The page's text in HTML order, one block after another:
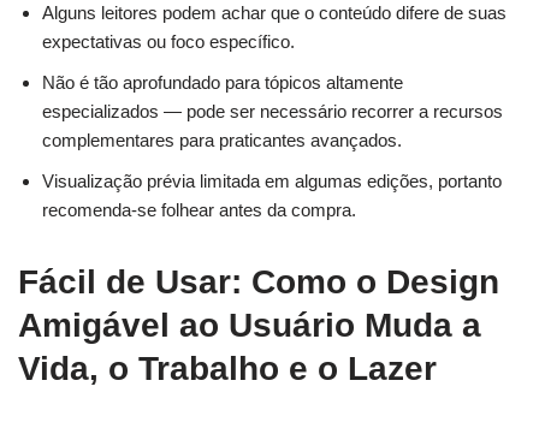
Alguns leitores podem achar que o conteúdo difere de suas
expectativas ou foco específico.
Não é tão aprofundado para tópicos altamente
especializados — pode ser necessário recorrer a recursos
complementares para praticantes avançados.
Visualização prévia limitada em algumas edições, portanto
recomenda-se folhear antes da compra.
Fácil de Usar: Como o Design
Amigável ao Usuário Muda a
Vida, o Trabalho e o Lazer